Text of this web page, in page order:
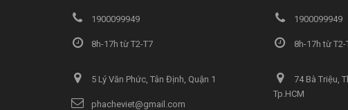
1900099949
8h-17h từ T2-T7
1900099949
8h-17h từ T2-
5 Lý Văn Phức, Tân Định, Quận 1
phacheviet@gmail.com
74 Bà Triệu,
Tp.HCM